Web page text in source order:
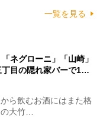
一覧を見る
ネグローニ」「山崎」
丁目の隠れ家バーで1…
ら飲むお酒にはまた格
大竹…